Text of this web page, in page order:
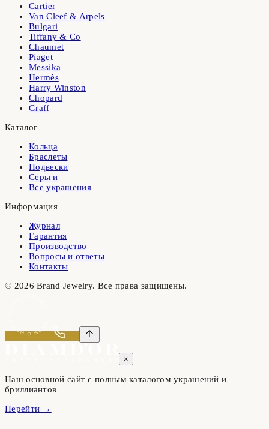
Cartier
Van Cleef & Arpels
Bulgari
Tiffany & Co
Chaumet
Piaget
Messika
Hermès
Harry Winston
Chopard
Graff
Каталог
Кольца
Браслеты
Подвески
Серьги
Все украшения
Информация
Журнал
Гарантия
Производство
Вопросы и ответы
Контакты
© 2026 Brand Jewelry. Все права защищены.
×
Наш основной сайт с полным каталогом украшений и
бриллиантов
Перейти →